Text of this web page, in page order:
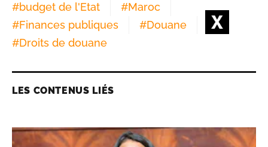
#budget de l'Etat #Maroc
#Finances publiques #Douane
#Droits de douane
LES CONTENUS LIÉS